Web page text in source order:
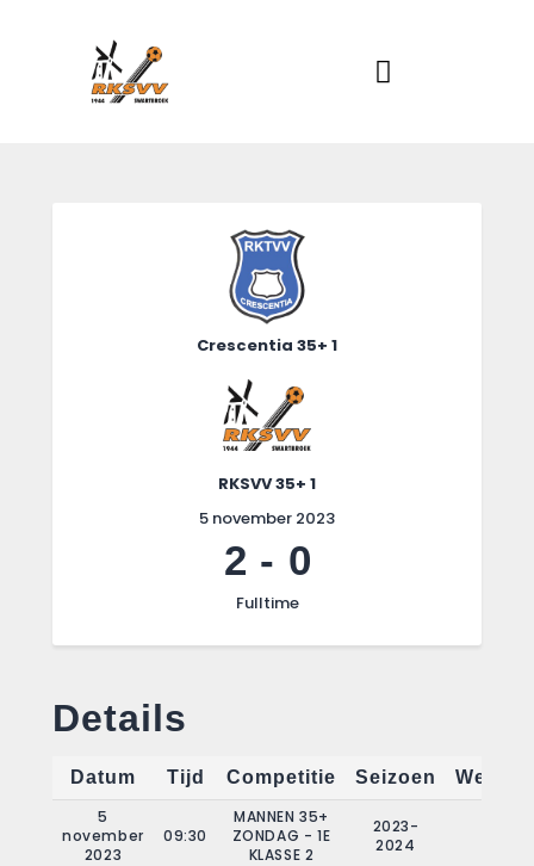
Actueel
Teams
Crescentia 35+ 1
RKSVV 35+ 1
5 november 2023
2 - 0
Fulltime
Details
Datum Tijd Competitie Seizoen
5
november
2023
09:30
MANNEN 35+
ZONDAG - 1E
KLASSE 2
2023-
2024